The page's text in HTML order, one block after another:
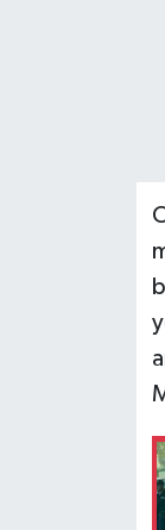
Teknoloji